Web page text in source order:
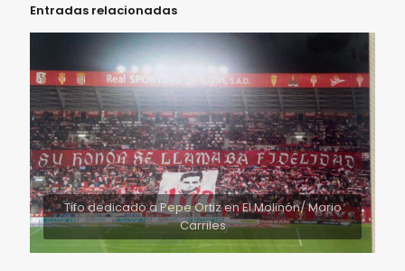
Entradas relacionadas
Tifo dedicado a Pepe Ortiz en El Molinón/ Mario
Carriles